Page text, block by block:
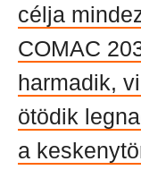
célja
COMAC
harmadik,
ötödik
a